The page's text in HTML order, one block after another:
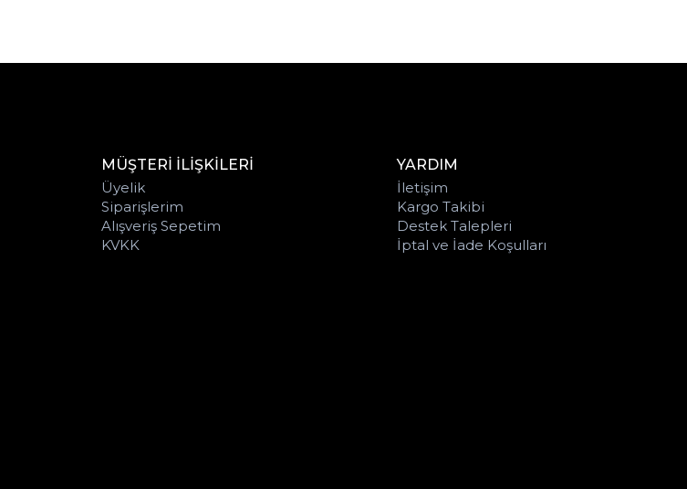
MÜŞTERİ İLİŞKİLERİ
Üyelik
Siparişlerim
Alışveriş Sepetim
KVKK
YARDIM
İletişim
Kargo Takibi
Destek Talepleri
İptal ve İade Koşulları